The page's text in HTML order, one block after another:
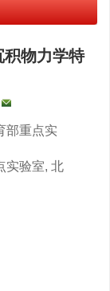
积物力学特
部重点实
实验室, 北